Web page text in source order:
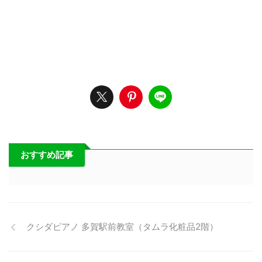
おすすめ記事
クシダピアノ 多賀駅前教室（タムラ化粧品2階）